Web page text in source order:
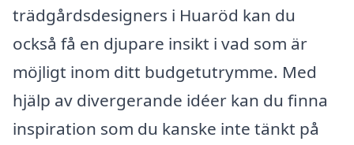
trädgårdsdesigners i Huaröd kan du
också få en djupare insikt i vad som är
möjligt inom ditt budgetutrymme. Med
hjälp av divergerande idéer kan du finna
inspiration som du kanske inte tänkt på